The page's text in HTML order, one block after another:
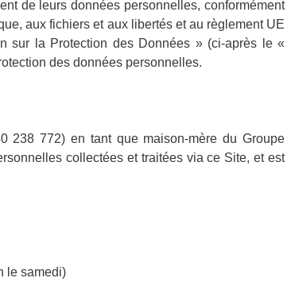
de leurs données personnelles, conformément
aux fichiers et aux libertés et au règlement UE
sur la Protection des Données » (ci-après le «
des données personnelles.
238 772) en tant que maison-mère du Groupe
collectées et traitées via ce Site, et est
le samedi)